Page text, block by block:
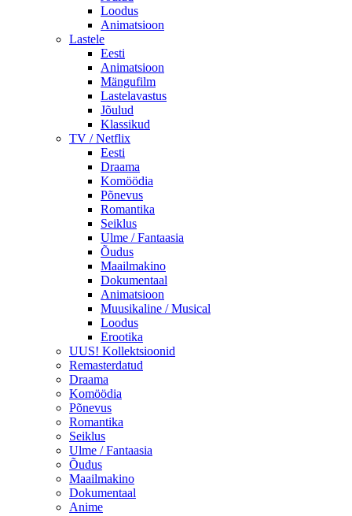
Loodus
Animatsioon
Lastele
Eesti
Animatsioon
Mängufilm
Lastelavastus
Jõulud
Klassikud
TV / Netflix
Eesti
Draama
Komöödia
Põnevus
Romantika
Seiklus
Ulme / Fantaasia
Õudus
Maailmakino
Dokumentaal
Animatsioon
Muusikaline / Musical
Loodus
Erootika
UUS! Kollektsioonid
Remasterdatud
Draama
Komöödia
Põnevus
Romantika
Seiklus
Ulme / Fantaasia
Õudus
Maailmakino
Dokumentaal
Anime